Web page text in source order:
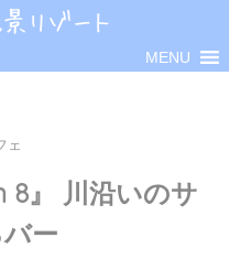
MENU
ェ
8』 川沿いのサ
ー